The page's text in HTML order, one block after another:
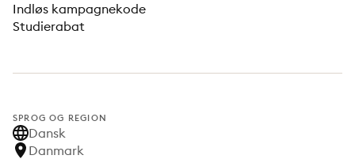
Indløs kampagnekode
Studierabat
SPROG OG REGION
Dansk
Danmark